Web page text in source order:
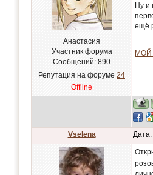
Анастасия
Участник форума
Сообщений: 890
Репутация на форуме 24
Offline
Ну и
ещё
МОЙ
Vselena